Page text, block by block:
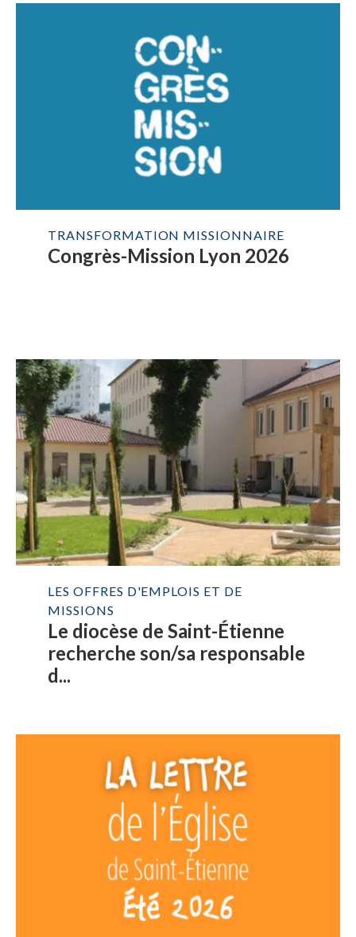
TRANSFORMATION MISSIONNAIRE
Congrès-Mission Lyon 2026
LES OFFRES D'EMPLOIS ET DE
MISSIONS
Le diocèse de Saint-Étienne
recherche son/sa responsable
d...